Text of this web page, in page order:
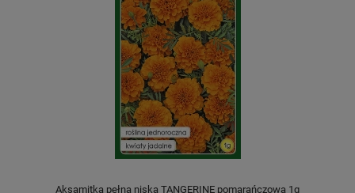
Aksamitka pełna niska TANGERINE pomarańczowa 1g